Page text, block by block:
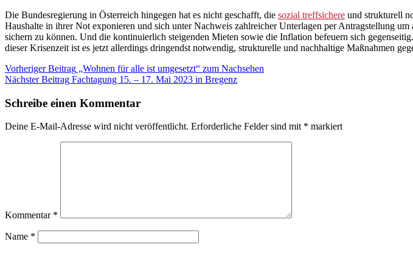
Die Bundesregierung in Österreich hingegen hat es nicht geschafft, die sozial treffsichere und strukturell
Haushalte in ihrer Not exponieren und sich unter Nachweis zahlreicher Unterlagen per Antragstellung
sichern zu können. Und die kontinuierlich steigenden Mieten sowie die Inflation befeuern sich
dieser Krisenzeit ist es jetzt allerdings dringendst notwendig, strukturelle und nachhaltige Maßnahmen
Kategorie:
Blog
Beitragsnavigation
Vorheriger Beitrag „Wohnen für alle ist umgesetzt“ zum Nachsehen
Nächster Beitrag Fachtagung 15. – 17. Mai 2023 in Bregenz
Schreibe einen Kommentar
Deine E-Mail-Adresse wird nicht veröffentlicht. Erforderliche Felder sind mit * markiert
Kommentar *
Name *